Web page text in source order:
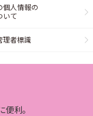
個人情報の
いて
理者標識
利。